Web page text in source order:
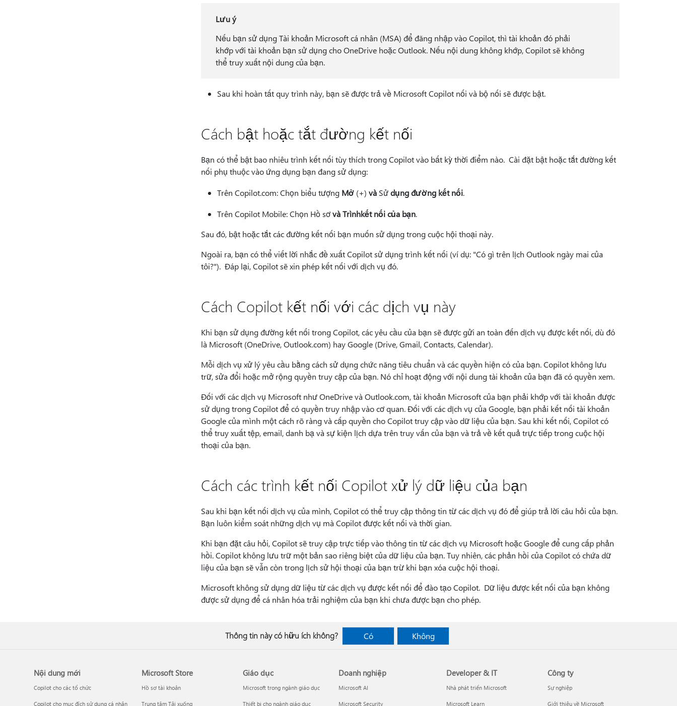
Lưu ý
Nếu bạn sử dụng Tài khoản Microsoft cá nhân (MSA) để đăng nhập vào Copilot, thì tài khoản đó phải
khớp với tài khoản bạn sử dụng cho OneDrive hoặc Outlook. Nếu nội dung không khớp, Copilot sẽ không
thể truy xuất nội dung của bạn.
Sau khi hoàn tất quy trình này, bạn sẽ được trả về Microsoft Copilot nối và bộ nối sẽ được bật.
Cách bật hoặc tắt đường kết nối
Bạn có thể bật bao nhiêu trình kết nối tùy thích trong Copilot vào bất kỳ thời điểm nào. Cài đặt bật hoặc tắt đường kết
nối phụ thuộc vào ứng dụng bạn đang sử dụng:
Trên Copilot.com: Chọn biểu tượng Mở (+) và Sửdụng đường kết nối.
Trên Copilot Mobile: Chọn Hồ sơvà Trìnhkết nối của bạn.
Sau đó, bật hoặc tắt các đường kết nối bạn muốn sử dụng trong cuộc hội thoại này.
Ngoài ra, bạn có thể viết lời nhắc đề xuất Copilot sử dụng trình kết nối (ví dụ: "Có gì trên lịch Outlook ngày mai của
tôi?"). Đáp lại, Copilot sẽ xin phép kết nối với dịch vụ đó.
Cách Copilot kết nối với các dịch vụ này
Khi bạn sử dụng đường kết nối trong Copilot, các yêu cầu của bạn sẽ được gửi an toàn đến dịch vụ được kết nối, dù đó
là Microsoft (OneDrive, Outlook.com) hay Google (Drive, Gmail, Contacts, Calendar).
Mỗi dịch vụ xử lý yêu cầu bằng cách sử dụng chức năng tiêu chuẩn và các quyền hiện có của bạn. Copilot không lưu
trữ, sửa đổi hoặc mở rộng quyền truy cập của bạn. Nó chỉ hoạt động với nội dung tài khoản của bạn đã có quyền xem.
Đối với các dịch vụ Microsoft như OneDrive và Outlook.com, tài khoản Microsoft của bạn phải khớp với tài khoản được
sử dụng trong Copilot để có quyền truy nhập vào cơ quan. Đối với các dịch vụ của Google, bạn phải kết nối tài khoản
Google của mình một cách rõ ràng và cấp quyền cho Copilot truy cập vào dữ liệu của bạn. Sau khi kết nối, Copilot có
thể truy xuất tệp, email, danh bạ và sự kiện lịch dựa trên truy vấn của bạn và trả về kết quả trực tiếp trong cuộc hội
thoại của bạn.
Cách các trình kết nối Copilot xử lý dữ liệu của bạn
Sau khi bạn kết nối dịch vụ của mình, Copilot có thể truy cập thông tin từ các dịch vụ đó để giúp trả lời câu hỏi của bạn.
Bạn luôn kiểm soát những dịch vụ mà Copilot được kết nối và thời gian.
Khi bạn đặt câu hỏi, Copilot sẽ truy cập trực tiếp vào thông tin từ các dịch vụ Microsoft hoặc Google để cung cấp phản
hồi. Copilot không lưu trữ một bản sao riêng biệt của dữ liệu của bạn. Tuy nhiên, các phản hồi của Copilot có chứa dữ
liệu của bạn sẽ vẫn còn trong lịch sử hội thoại của bạn trừ khi bạn xóa cuộc hội thoại.
Microsoft không sử dụng dữ liệu từ các dịch vụ được kết nối để đào tạo Copilot. Dữ liệu được kết nối của bạn không
được sử dụng để cá nhân hóa trải nghiệm của bạn khi chưa được bạn cho phép.
Thông tin này có hữu ích không? Có Không
Nội dung mới
Copilot cho các tổ chức
Copilot cho mục đích sử dụng cá nhân
Microsoft Store
Hồ sơ tài khoản
Trung tâm Tải xuống
Giáo dục
Microsoft trong ngành giáo dục
Thiết bị cho ngành giáo dục
Doanh nghiệp
Microsoft AI
Microsoft Security
Developer & IT
Nhà phát triển Microsoft
Microsoft Learn
Công ty
Sự nghiệp
Giới thiệu về Microsoft